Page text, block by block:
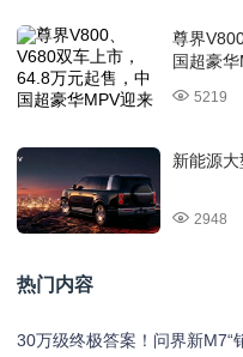
尊界
国超豪
5219
新能源
2948
热门内容
30万级终极答案！问界新M7“